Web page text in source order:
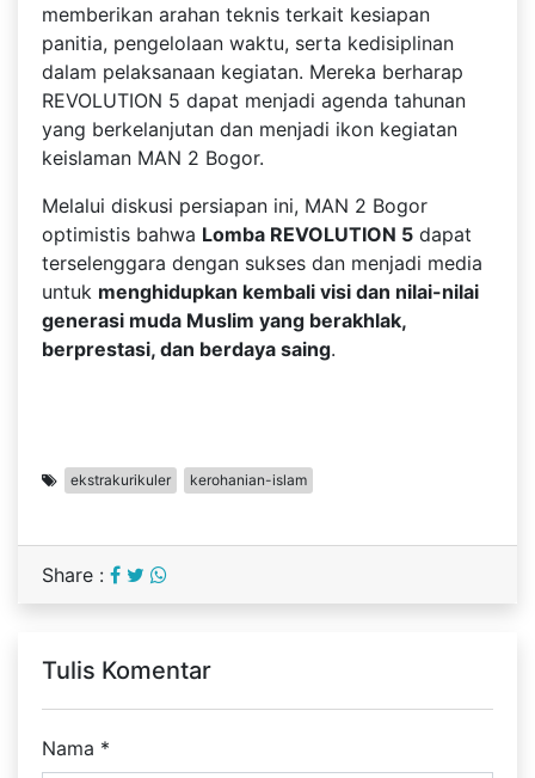
memberikan arahan teknis terkait kesiapan
panitia, pengelolaan waktu, serta kedisiplinan
dalam pelaksanaan kegiatan. Mereka berharap
REVOLUTION 5 dapat menjadi agenda tahunan
yang berkelanjutan dan menjadi ikon kegiatan
keislaman MAN 2 Bogor.
Melalui diskusi persiapan ini, MAN 2 Bogor
optimistis bahwa Lomba REVOLUTION 5 dapat
terselenggara dengan sukses dan menjadi media
untuk menghidupkan kembali visi dan nilai-nilai
generasi muda Muslim yang berakhlak,
berprestasi, dan berdaya saing.
ekstrakurikuler kerohanian-islam
Share :
Tulis Komentar
Nama *